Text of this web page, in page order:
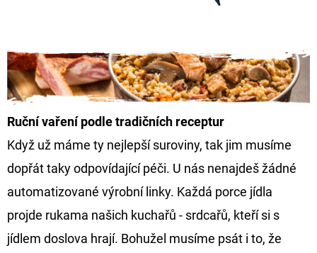
Ruční vařenípodle tradičních receptur
Když už máme ty nejlepší suroviny, tak jim musíme
dopřát taky odpovídající péči. U nás nenajdeš žádné
automatizované výrobní linky. Každá porce jídla
projde rukama našich kuchařů - srdcařů, kteří si s
jídlem doslova hrají. Bohužel musíme psát i to, že